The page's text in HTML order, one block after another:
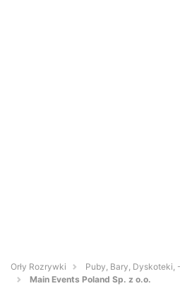
Orły Rozrywki
Puby, Bary, Dyskoteki,
Main Events Poland Sp. z o.o.